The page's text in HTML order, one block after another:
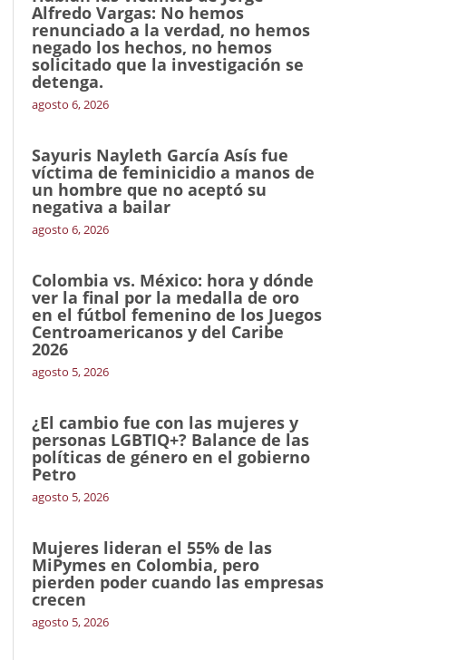
Alfredo Vargas: No hemos
renunciado a la verdad, no hemos
negado los hechos, no hemos
solicitado que la investigación se
detenga.
agosto 6, 2026
Sayuris Nayleth García Asís fue
víctima de feminicidio a manos de
un hombre que no aceptó su
negativa a bailar
agosto 6, 2026
Colombia vs. México: hora y dónde
ver la final por la medalla de oro
en el fútbol femenino de los Juegos
Centroamericanos y del Caribe
2026
agosto 5, 2026
¿El cambio fue con las mujeres y
personas LGBTIQ+? Balance de las
políticas de género en el gobierno
Petro
agosto 5, 2026
Mujeres lideran el 55% de las
MiPymes en Colombia, pero
pierden poder cuando las empresas
crecen
agosto 5, 2026